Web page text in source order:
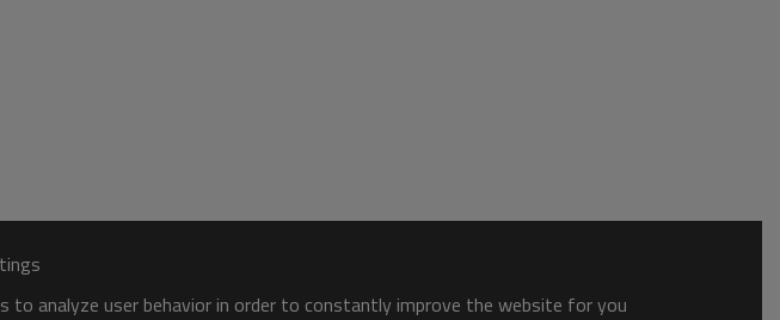
analyze user behavior in order to constantly improve the website for you.